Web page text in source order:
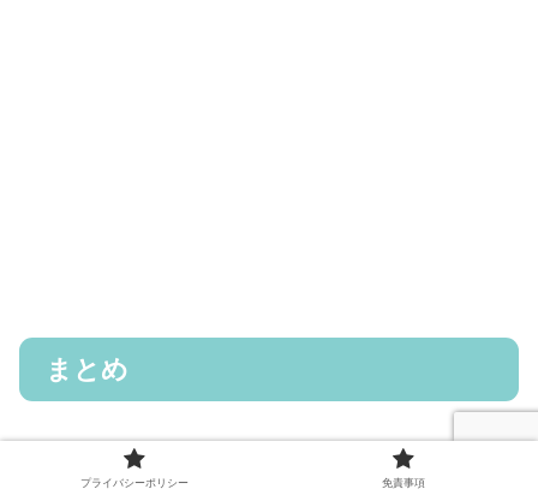
まとめ
プライバシーポリシー 免責事項